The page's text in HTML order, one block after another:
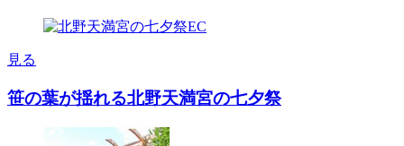
見る
笹の葉が揺れる北野天満宮の七夕祭